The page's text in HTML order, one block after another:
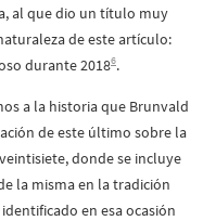
al que dio un título muy
de este artículo:
durante 20186.
a la historia que Brunvald
de este último sobre la
donde se incluye
la misma en la tradición
en esa ocasión